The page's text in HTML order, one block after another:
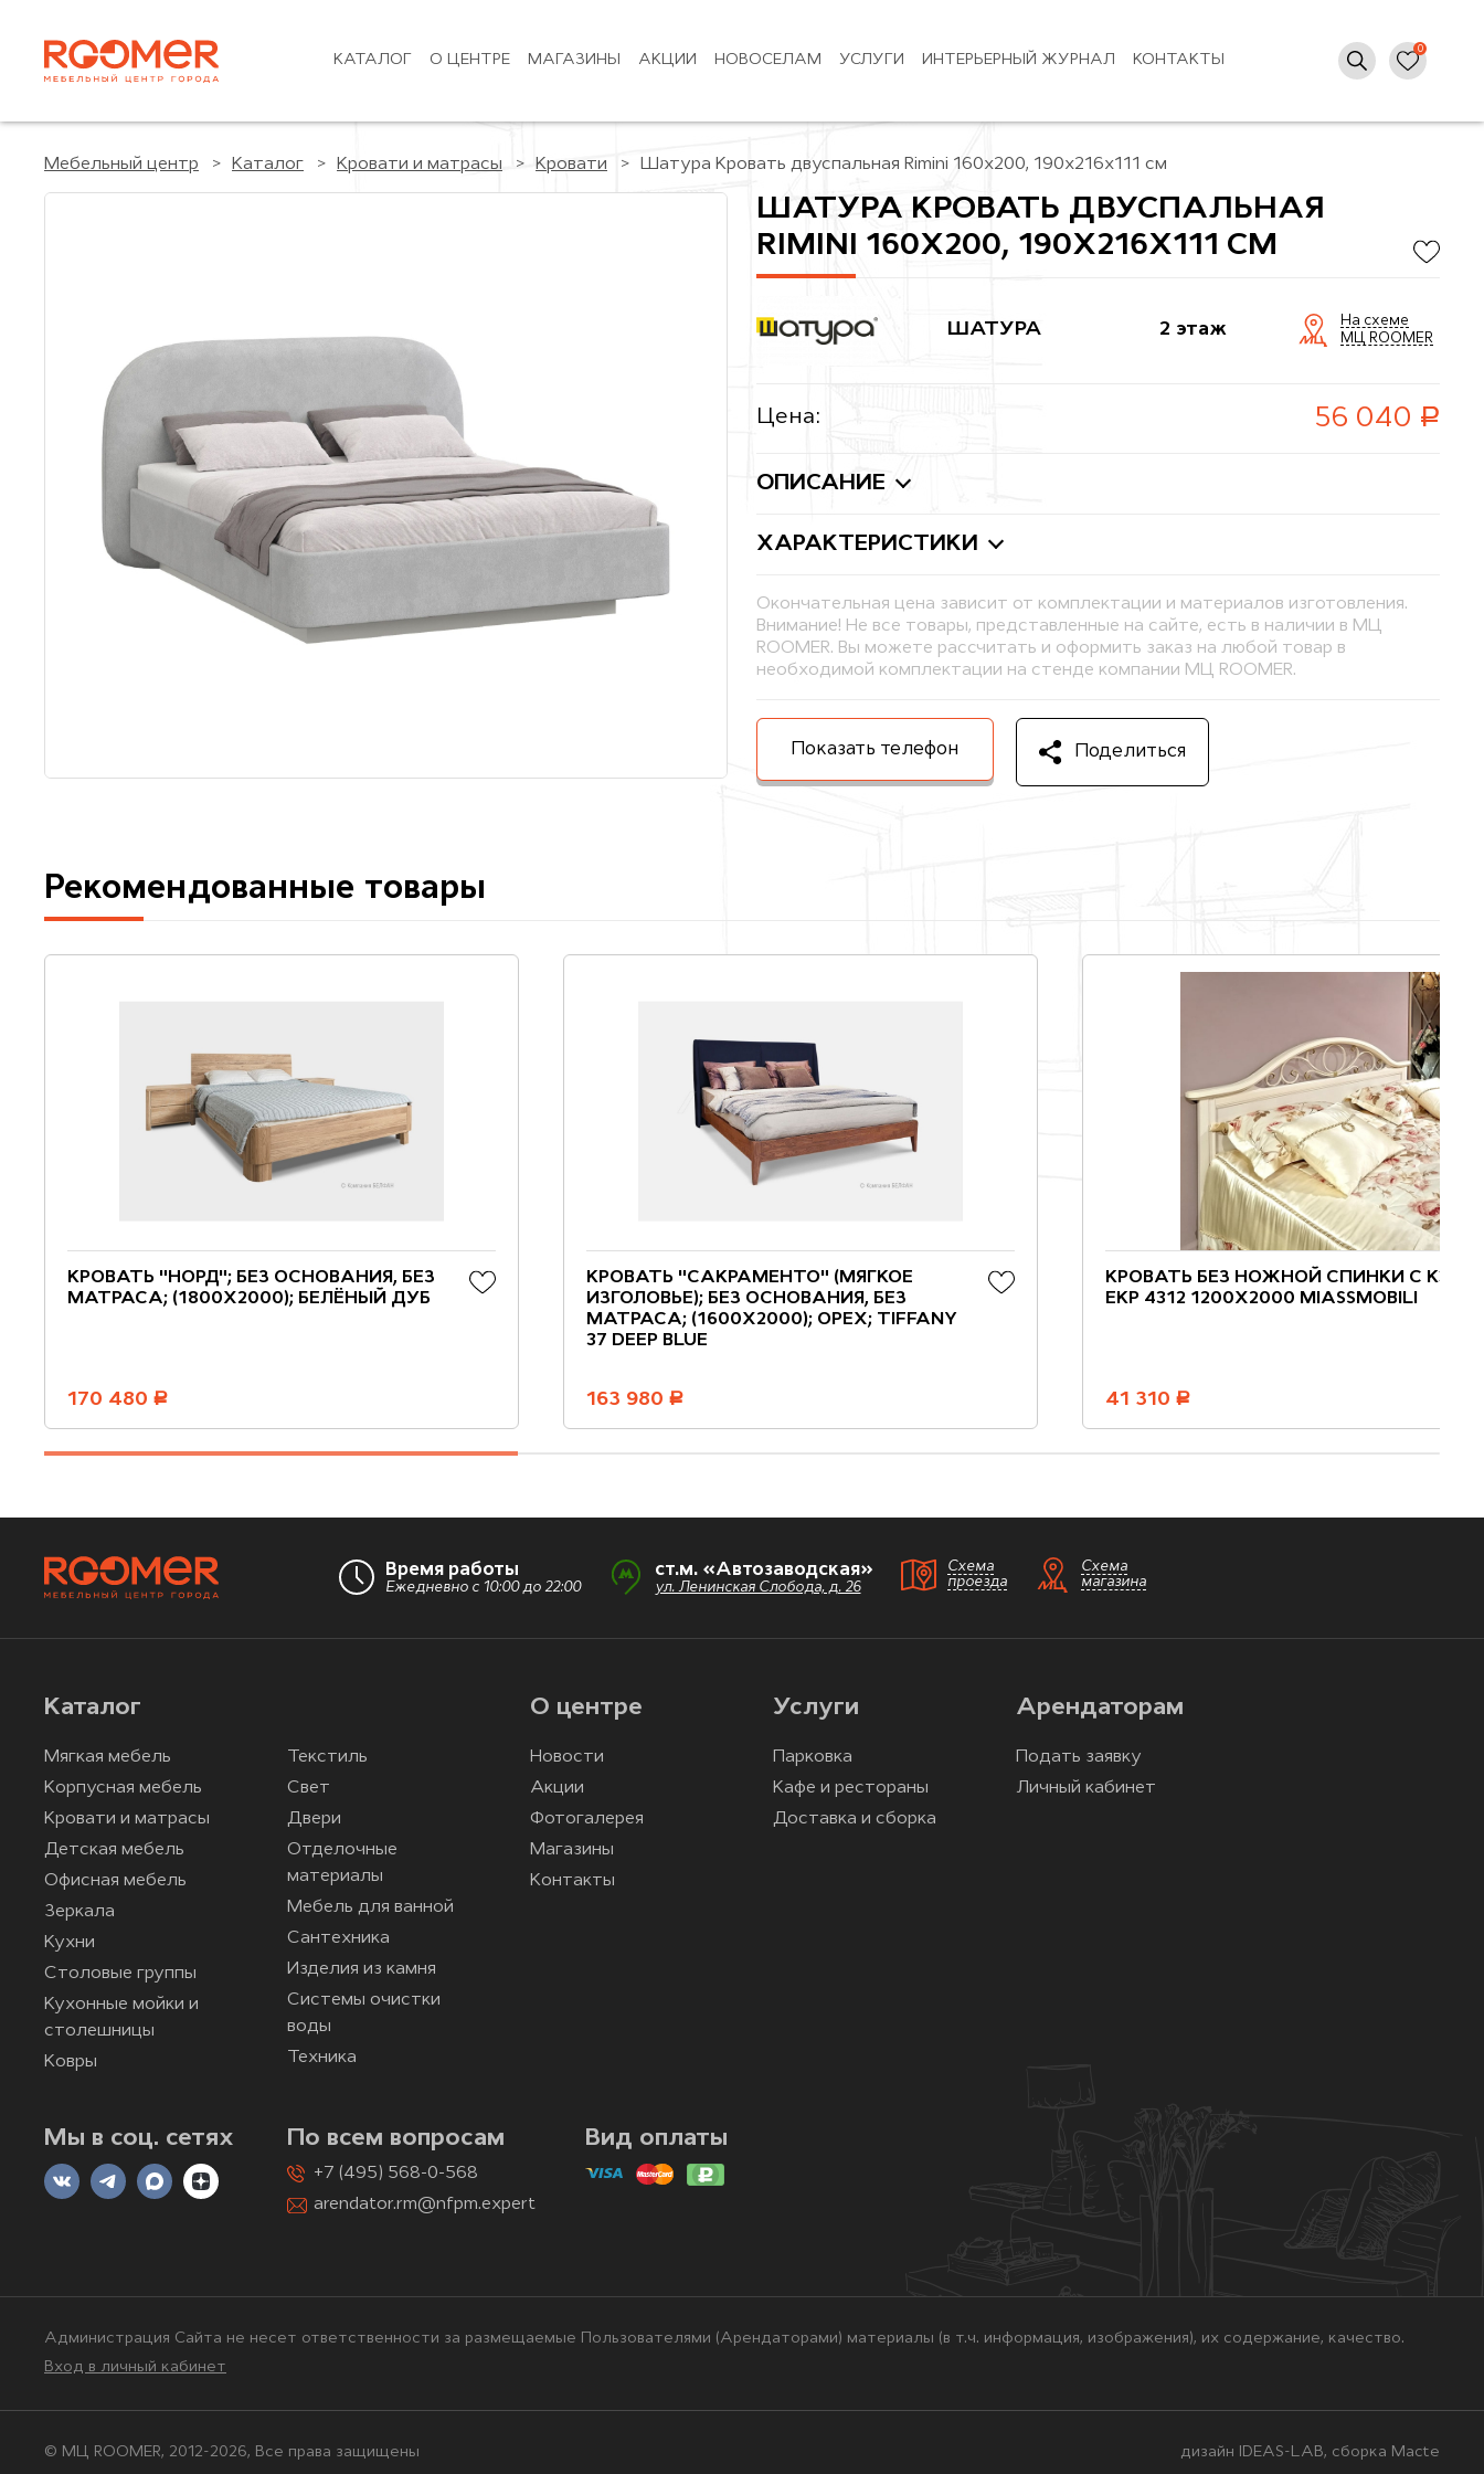
КАТАЛОГ О ЦЕНТРЕ МАГАЗИНЫ АКЦИИ НОВОСЕЛАМ УСЛУГИ ИНТЕРЬЕРНЫЙ ЖУРНАЛ КОНТАКТЫ
Мебельный центр Каталог Кровати и матрасы Кровати Шатура Кровать двуспальная Rimini 160х200, 190x216x111 см
ШАТУРА КРОВАТЬ ДВУСПАЛЬНАЯ
RIMINI 160Х200, 190X216X111 СМ
ШАТУРА 2 этаж
На схеме
МЦ ROOMER
Цена: 56 040 руб.
ОПИСАНИЕ
ХАРАКТЕРИСТИКИ
Окончательная цена зависит от комплектации и материалов изготовления.
Внимание! Не все товары, представленные на сайте, есть в наличии в МЦ
ROOMER. Вы можете рассчитать и оформить заказ на любой товар в
необходимой комплектации на стенде компании МЦ ROOMER.
Показать телефон Поделиться
Рекомендованные товары
КРОВАТЬ "НОРД"; БЕЗ ОСНОВАНИЯ, БЕЗ
МАТРАСА; (1800X2000); БЕЛЁНЫЙ ДУБ
170 480 руб.
КРОВАТЬ "САКРАМЕНТО" (МЯГКОЕ
ИЗГОЛОВЬЕ); БЕЗ ОСНОВАНИЯ, БЕЗ
МАТРАСА; (1600X2000); ОРЕХ; TIFFANY
37 DEEP BLUE
163 980 руб.
КРОВАТЬ БЕЗ НОЖНОЙ СПИНКИ С КЭ
ЕКР 4312 1200X2000 MIASSMOBILI
41 310 руб.
Время работы
Ежедневно с 10:00 до 22:00
ст.м. «Автозаводская»
ул. Ленинская Слобода, д. 26
Схема
проезда
Схема
магазина
Каталог
Мягкая мебель
Корпусная мебель
Кровати и матрасы
Детская мебель
Офисная мебель
Зеркала
Кухни
Столовые группы
Кухонные мойки и
столешницы
Ковры
Текстиль
Свет
Двери
Отделочные
материалы
Мебель для ванной
Сантехника
Изделия из камня
Системы очистки
воды
Техника
О центре
Новости
Акции
Фотогалерея
Магазины
Контакты
Услуги
Парковка
Кафе и рестораны
Доставка и сборка
Арендаторам
Подать заявку
Личный кабинет
Мы в соц. сетях По всем вопросам
+7 (495) 568-0-568
arendator.rm@nfpm.expert
Вид оплаты
Администрация Сайта не несет ответственности за размещаемые Пользователями (Арендаторами) материалы (в т.ч. информация, изображения), их содержание, качество.
Вход в личный кабинет
© МЦ ROOMER, 2012-2026, Bce права защищены дизайн IDEAS-LAB, сборка Macte